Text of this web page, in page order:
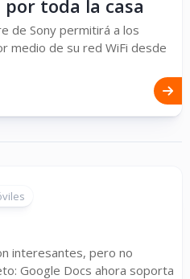
toda la casa
de Sony permitirá a los
medio de su red WiFi desde
interesantes, pero no
Google Docs ahora soporta